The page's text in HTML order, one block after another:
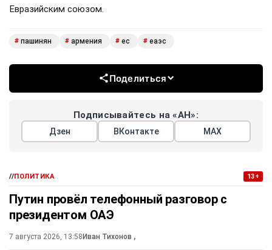
Евразийским союзом.
# пашинян # армения # ес # еаэс
Поделиться
Подписывайтесь на «АН»:
Дзен ВКонтакте МАХ
//ПОЛИТИКА 13+
Путин провёл телефонный разговор с
президентом ОАЭ
7 августа 2026, 13:58Иван Тихонов ,